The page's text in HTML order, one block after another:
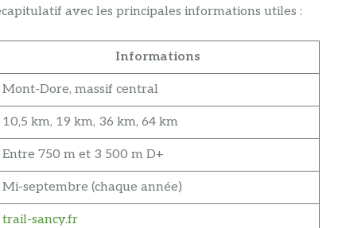
avec les principales informations utiles :
Informations
Mont-Dore, massif central
10,5 km, 19 km, 36 km, 64 km
Entre 750 m et 3 500 m D+
Mi-septembre (chaque année)
trail-sancy.fr